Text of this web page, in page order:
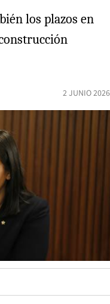
los plazos en
2 JUNIO 2026